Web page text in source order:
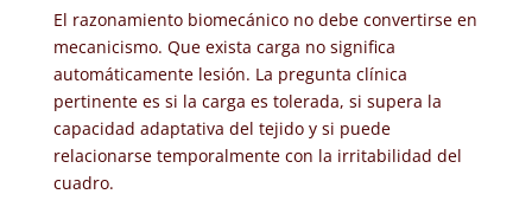
El razonamiento biomecánico no debe convertirse en
mecanicismo. Que exista carga no significa
automáticamente lesión. La pregunta clínica
pertinente es si la carga es tolerada, si supera la
capacidad adaptativa del tejido y si puede
relacionarse temporalmente con la irritabilidad del
cuadro.